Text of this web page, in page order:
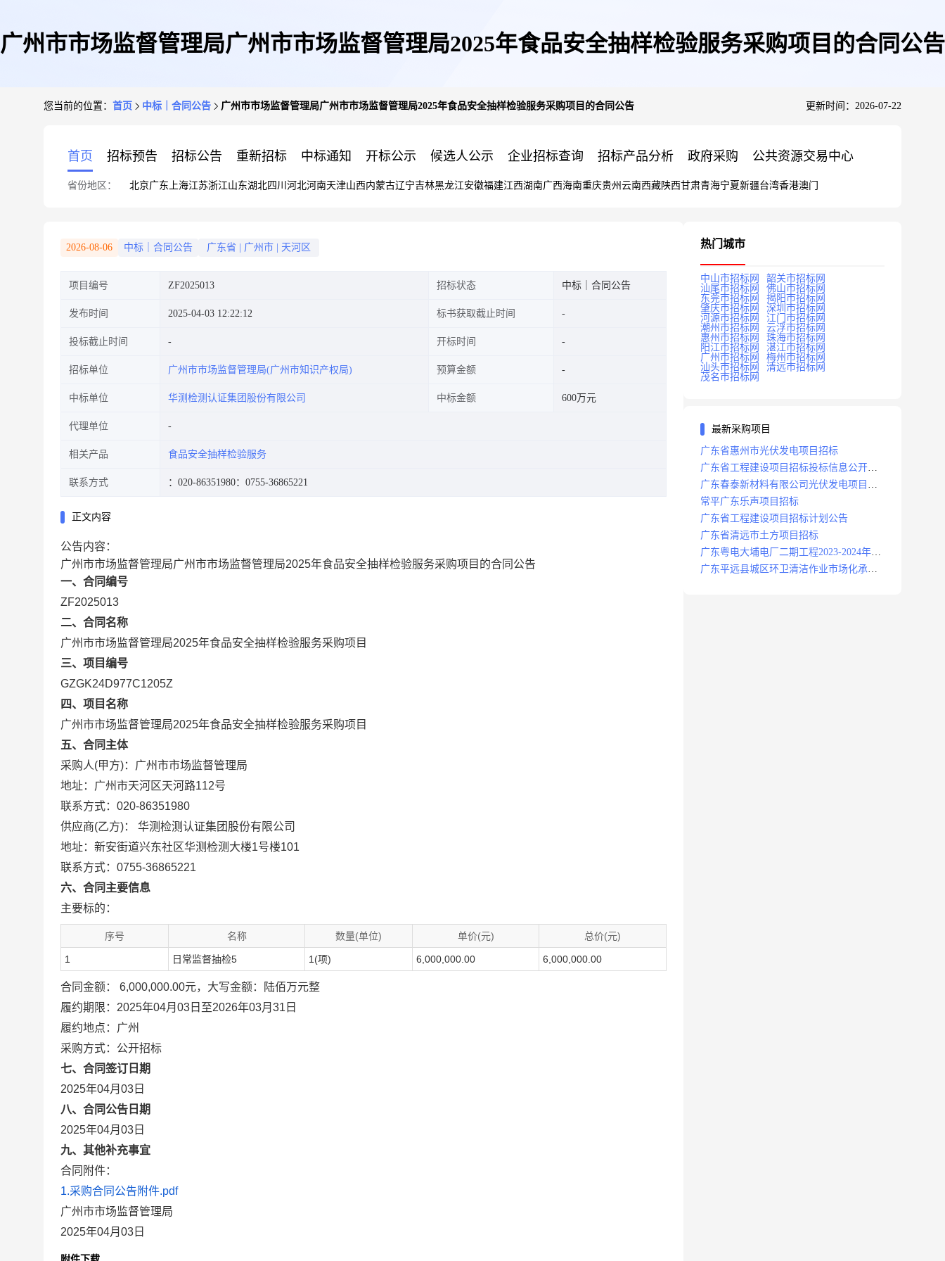
广州市市场监督管理局广州市市场监督管理局2025年食品安全抽样检验服务采购项目的合同公告
您当前的位置： 首页 中标｜合同公告 广州市市场监督管理局广州市市场监督管理局2025年食品安全抽样检验服务采购项目的合同公告 更新时间：2026-07-22
首页 招标预告 招标公告 重新招标 中标通知 开标公示 候选人公示 企业招标查询 招标产品分析 政府采购 公共资源交易中心
省份地区： 北京广东 上海江苏浙江山东湖北四川 河北河南天津山西内蒙古辽宁吉林黑龙江安徽福建江西湖南广西海南重庆贵州 云南西藏陕西甘肃青海宁夏新疆台湾香港澳门
2026-08-06 中标｜合同公告 广东省 广州市 天河区
项目编号 ZF2025013 招标状态 中标｜合同公告
发布时间 2025-04-03 12:22:12 标书获取截止时间
投标截止时间 开标时间
招标单位 广州市市场监督管理局(广州市知识产权局) 预算金额
中标单位 华测检测认证集团股份有限公司 中标金额 600万元
代理单位
相关产品 食品安全抽样检验服务
联系方式 ：020-86351980：0755-36865221
正文内容
公告内容：
广州市市场监督管理局广州市市场监督管理局2025年食品安全抽样检验服务采购项目的合同公告
一、合同编号
ZF2025013
二、合同名称
广州市市场监督管理局2025年食品安全抽样检验服务采购项目
三、项目编号
GZGK24D977C1205Z
四、项目名称
广州市市场监督管理局2025年食品安全抽样检验服务采购项目
五、合同主体
采购人(甲方)：广州市市场监督管理局
地址：广州市天河区天河路112号
联系方式：020-86351980
供应商(乙方)： 华测检测认证集团股份有限公司
地址：新安街道兴东社区华测检测大楼1号楼101
联系方式：0755-36865221
六、合同主要信息
主要标的：
序号 名称 数量(单位) 单价(元) 总价(元)
1 日常监督抽检5 1(项) 6,000,000.00 6,000,000.00
合同金额： 6,000,000.00元，大写金额：陆佰万元整
履约期限：2025年04月03日至2026年03月31日
履约地点：广州
采购方式：公开招标
七、合同签订日期
2025年04月03日
八、合同公告日期
2025年04月03日
九、其他补充事宜
合同附件：
1.采购合同公告附件.pdf
广州市市场监督管理局
2025年04月03日
热门城市
中山市招标网
韶关市招标网
汕尾市招标网
佛山市招标网
东莞市招标网
揭阳市招标网
肇庆市招标网
深圳市招标网
河源市招标网
江门市招标网
潮州市招标网
云浮市招标网
惠州市招标网
珠海市招标网
阳江市招标网
湛江市招标网
广州市招标网
梅州市招标网
汕头市招标网
清远市招标网
茂名市招标网
最新采购项目
广东省惠州市光伏发电项目招标
广东省工程建设项目招标投标信息公开目
录
广东春泰新材料有限公司光伏发电项目招
标
常平广东乐声项目招标
广东省工程建设项目招标计划公告
广东省清远市土方项目招标
广东粤电大埔电厂二期工程2023-2024年度
安保服务项目招标公告
广东平远县城区环卫清洁作业市场化承包